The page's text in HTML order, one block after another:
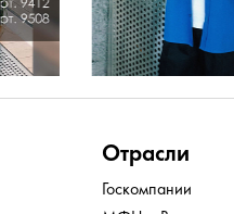
Отрасли
Госкомпании